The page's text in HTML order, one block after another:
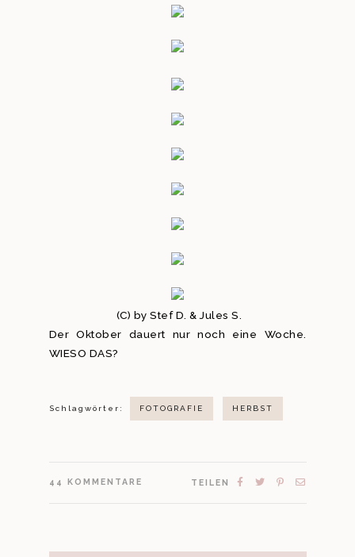
(C) by Stef D. & Jules S.
Der Oktober dauert nur noch eine Woche.
WIESO DAS?
Schlagwörter: FOTOGRAFIE HERBST
44 KOMMENTARE TEILEN